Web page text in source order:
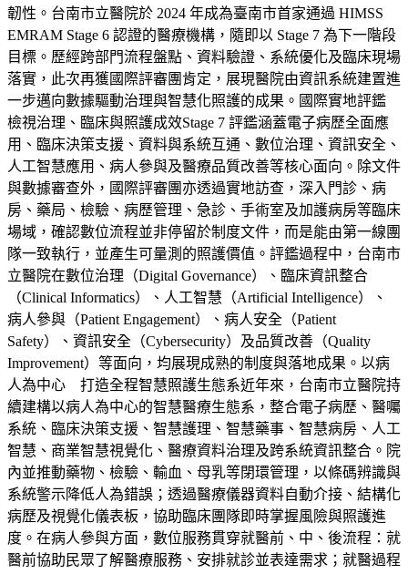
韌性。台南市立醫院於 2024 年成為臺南市首家通過 HIMSS
EMRAM Stage 6 認證的醫療機構，隨即以 Stage 7 為下一階段
目標。歷經跨部門流程盤點、資料驗證、系統優化及臨床現場
落實，此次再獲國際評審團肯定，展現醫院由資訊系統建置進
一步邁向數據驅動治理與智慧化照護的成果。國際實地評鑑
檢視治理、臨床與照護成效Stage 7 評鑑涵蓋電子病歷全面應
用、臨床決策支援、資料與系統互通、數位治理、資訊安全、
人工智慧應用、病人參與及醫療品質改善等核心面向。除文件
與數據審查外，國際評審團亦透過實地訪查，深入門診、病
房、藥局、檢驗、病歷管理、急診、手術室及加護病房等臨床
場域，確認數位流程並非停留於制度文件，而是能由第一線團
隊一致執行，並產生可量測的照護價值。評鑑過程中，台南市
立醫院在數位治理（Digital Governance）、臨床資訊整合
（Clinical Informatics）、人工智慧（Artificial Intelligence）、
病人參與（Patient Engagement）、病人安全（Patient
Safety）、資訊安全（Cybersecurity）及品質改善（Quality
Improvement）等面向，均展現成熟的制度與落地成果。以病
人為中心 打造全程智慧照護生態系近年來，台南市立醫院持
續建構以病人為中心的智慧醫療生態系，整合電子病歷、醫囑
系統、臨床決策支援、智慧護理、智慧藥事、智慧病房、人工
智慧、商業智慧視覺化、醫療資料治理及跨系統資訊整合。院
內並推動藥物、檢驗、輸血、母乳等閉環管理，以條碼辨識與
系統警示降低人為錯誤；透過醫療儀器資料自動介接、結構化
病歷及視覺化儀表板，協助臨床團隊即時掌握風險與照護進
度。在病人參與方面，數位服務貫穿就醫前、中、後流程：就
醫前協助民眾了解醫療服務、安排就診並表達需求；就醫過程